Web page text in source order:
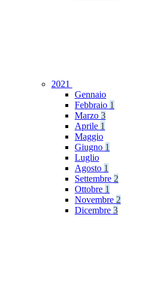
2021
Gennaio
Febbraio 1
Marzo 3
Aprile 1
Maggio
Giugno 1
Luglio
Agosto 1
Settembre 2
Ottobre 1
Novembre 2
Dicembre 3